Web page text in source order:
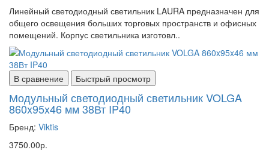
Линейный светодиодный светильник LAURA предназначен для
общего освещения больших торговых пространств и офисных
помещений. Корпус светильника изготовл..
В сравнение Быстрый просмотр
Модульный светодиодный светильник VOLGA
860x95x46 мм 38Вт IP40
Бренд: Viktis
3750.00р.